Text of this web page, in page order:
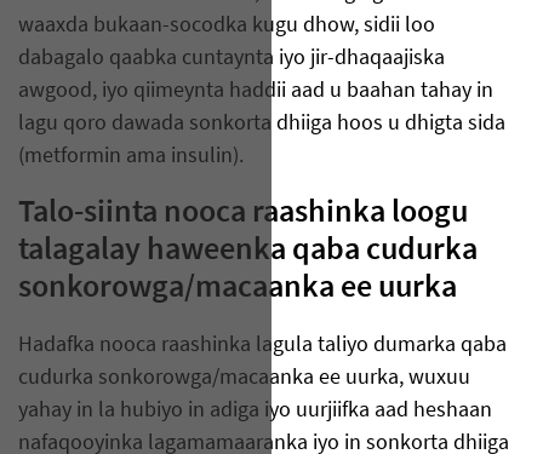
waaxda bukaan-socodka kugu dhow, sidii loo
dabagalo qaabka cuntaynta iyo jir-dhaqaajiska
awgood, iyo qiimeynta haddii aad u baahan tahay in
lagu qoro dawada sonkorta dhiiga hoos u dhigta sida
(metformin ama insulin).
Talo-siinta nooca raashinka loogu
talagalay haweenka qaba cudurka
sonkorowga/macaanka ee uurka
Hadafka nooca raashinka lagula taliyo dumarka qaba
cudurka sonkorowga/macaanka ee uurka, wuxuu
yahay in la hubiyo in adiga iyo uurjiifka aad heshaan
nafaqooyinka lagamamaaranka iyo in sonkorta dhiiga